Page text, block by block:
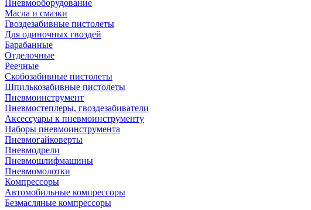
Пневмооборудование
Масла и смазки
Гвоздезабивные пистолеты
Для одиночных гвоздей
Барабанные
Отделочные
Реечные
Скобозабивные пистолеты
Шпилькозабивные пистолеты
Пневмоинструмент
Пневмостеплеры, гвоздезабиватели
Аксессуары к пневмоинструменту
Наборы пневмоинструмента
Пневмогайковерты
Пневмодрели
Пневмошлифмашины
Пневмомолотки
Компрессоры
Автомобильные компрессоры
Безмасляные компрессоры